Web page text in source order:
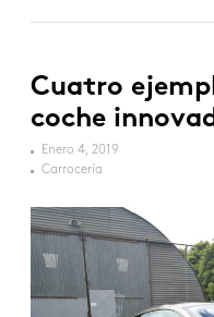
Cuatro
coche
Enero 4, 2019
Carrocería